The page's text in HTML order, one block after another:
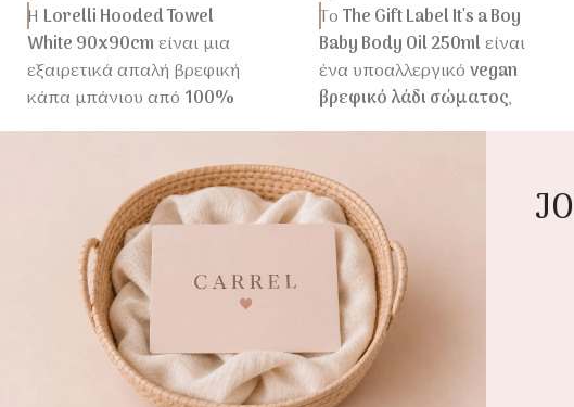
Η Lorelli Hooded Towel
White 90x90cmείναι μια
εξαιρετικά απαλή βρεφική
κάπα μπάνιου από 100%
βαμβάκι, σχεδιασμένη για
το μπάνιο. Η πρακτική
κουκούλα βοηθά στο
γρήγορο στέγνωμα του
κεφαλιού, ενώ το διακριτικό
κέντημα χαρίζει μία κομψή
premium αισθητική.
ΤοThe Gift Label It's a Boy
Baby Body Oil 250mlείναι
ένα υποαλλεργικόvegan
βρεφικό λάδι σώματος,
ειδικά σχεδιασμένο για την
ευαίσθητης επιδερμίδας του
μωρού. Απορροφάται
εύκολα, προσφέρει βαθιά
ενυδάτωση και είναι ιδανικό
για χαλαρωτικό baby
massage μετά το μπάνιο.